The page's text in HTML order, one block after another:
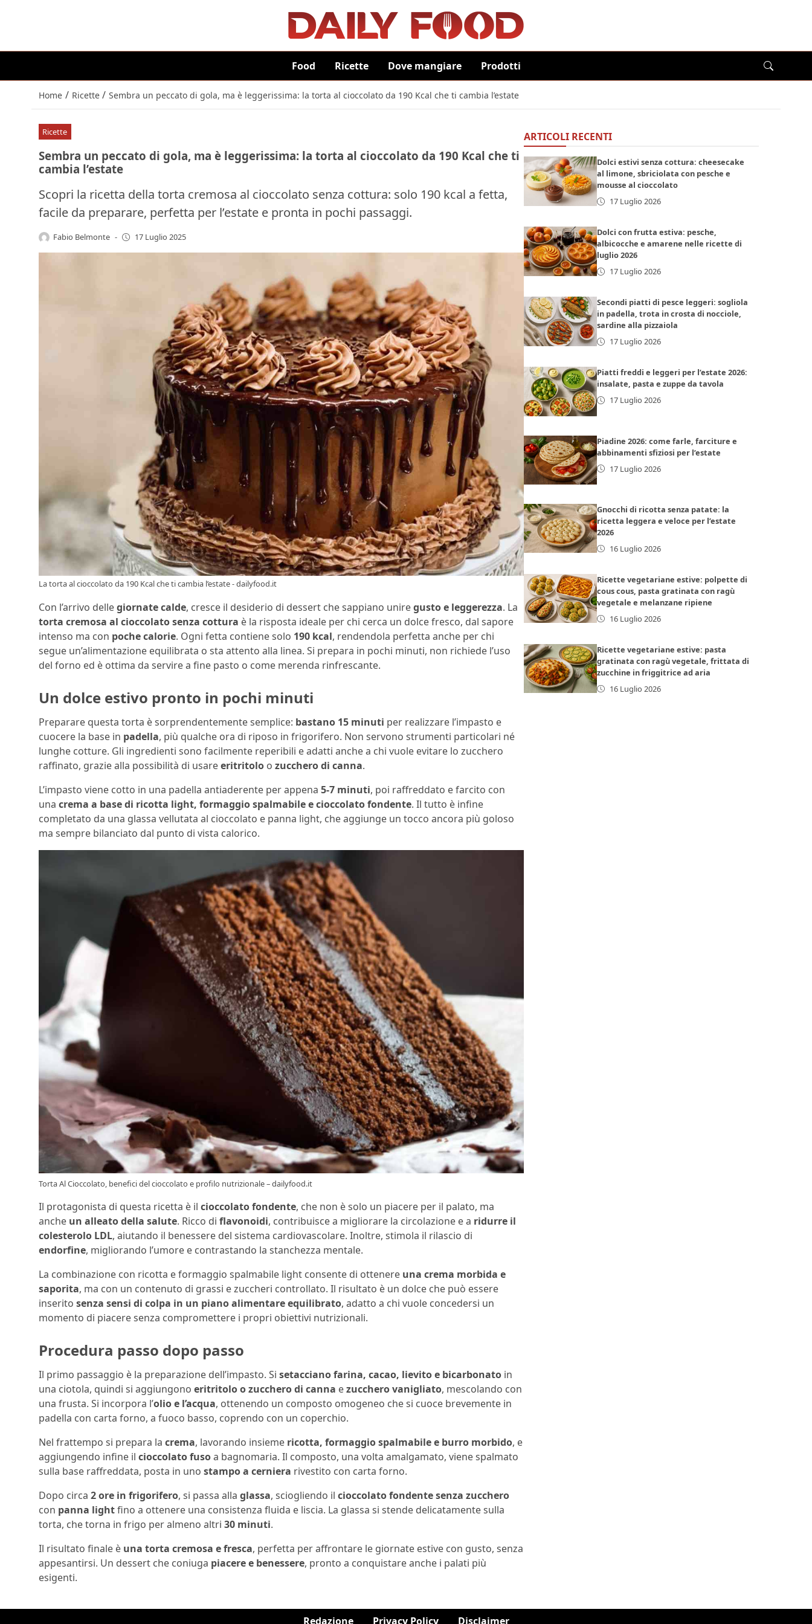
Food Ricette Dove mangiare Prodotti
Home / Ricette / Sembra un peccato di gola, ma è leggerissima: la torta al cioccolato da 190 Kcal che ti cambia l’estate
Ricette
Sembra un peccato di gola, ma è leggerissima: la torta al cioccolato da 190 Kcal che ti
cambia l’estate
Scopri la ricetta della torta cremosa al cioccolato senza cottura: solo 190 kcal a fetta,
facile da preparare, perfetta per l’estate e pronta in pochi passaggi.
Fabio Belmonte - 17 Luglio 2025
La torta al cioccolato da 190 Kcal che ti cambia l’estate - dailyfood.it
Con l’arrivo dellegiornate calde, cresce il desiderio di dessert che sappiano uniregusto e leggerezza. La
torta cremosa al cioccolato senza cottura è la risposta ideale per chi cerca un dolce fresco, dal sapore
intenso ma con poche calorie. Ogni fetta contiene solo 190 kcal, rendendola perfetta anche per chi
segue un’alimentazione equilibrata o sta attento alla linea. Si prepara in pochi minuti, non richiede l’uso
del forno ed è ottima da servire a fine pasto o come merenda rinfrescante.
Un dolce estivo pronto in pochi minuti
Preparare questa torta è sorprendentemente semplice: bastano 15 minuti per realizzare l’impasto e
cuocere la base in padella, più qualche ora di riposo in frigorifero. Non servono strumenti particolari né
lunghe cotture. Gli ingredienti sono facilmente reperibili e adatti anche a chi vuole evitare lo zucchero
raffinato, grazie alla possibilità di usareeritritolo o zucchero di canna.
L’impasto viene cotto in una padella antiaderente per appena 5-7 minuti, poi raffreddato e farcito con
una crema a base di ricotta light, formaggio spalmabile e cioccolato fondente. Il tutto è infine
completato da una glassa vellutata al cioccolato e panna light, che aggiunge un tocco ancora più goloso
ma sempre bilanciato dal punto di vista calorico.
Torta Al Cioccolato, benefici del cioccolato e profilo nutrizionale – dailyfood.it
Il protagonista di questa ricetta è il cioccolato fondente, che non è solo un piacere per il palato, ma
anche un alleato della salute. Ricco di flavonoidi, contribuisce a migliorare la circolazione e a ridurre il
colesterolo LDL, aiutando il benessere del sistema cardiovascolare. Inoltre, stimola il rilascio di
endorfine, migliorando l’umore e contrastando la stanchezza mentale.
La combinazione con ricotta e formaggio spalmabile light consente di ottenere una crema morbida e
saporita, ma con un contenuto di grassi e zuccheri controllato. Il risultato è un dolce che può essere
inserito senza sensi di colpa in un piano alimentare equilibrato, adatto a chi vuole concedersi un
momento di piacere senza compromettere i propri obiettivi nutrizionali.
Procedura passo dopo passo
Il primo passaggio è la preparazione dell’impasto. Si setacciano farina, cacao, lievito e bicarbonato in
una ciotola, quindi si aggiungono eritritolo o zucchero di canna ezucchero vanigliato, mescolando con
una frusta. Si incorpora l’olio e l’acqua, ottenendo un composto omogeneo che si cuoce brevemente in
padella con carta forno, a fuoco basso, coprendo con un coperchio.
Nel frattempo si prepara la crema, lavorando insieme ricotta, formaggio spalmabile e burro morbido, e
aggiungendo infine il cioccolato fusoa bagnomaria. Il composto, una volta amalgamato, viene spalmato
sulla base raffreddata, posta in uno stampo a cerniera rivestito con carta forno.
Dopo circa 2 ore in frigorifero, si passa alla glassa, sciogliendo il cioccolato fondente senza zucchero
con panna lightfino a ottenere una consistenza fluida e liscia. La glassa si stende delicatamente sulla
torta, che torna in frigo per almeno altri 30 minuti.
Il risultato finale è una torta cremosa e fresca, perfetta per affrontare le giornate estive con gusto, senza
appesantirsi. Un dessert che coniuga piacere e benessere, pronto a conquistare anche i palati più
esigenti.
ARTICOLI RECENTI
Dolci estivi senza cottura: cheesecake
al limone, sbriciolata con pesche e
mousse al cioccolato
17 Luglio 2026
Dolci con frutta estiva: pesche,
albicocche e amarene nelle ricette di
luglio 2026
17 Luglio 2026
Secondi piatti di pesce leggeri: sogliola
in padella, trota in crosta di nocciole,
sardine alla pizzaiola
17 Luglio 2026
Piatti freddi e leggeri per l’estate 2026:
insalate, pasta e zuppe da tavola
17 Luglio 2026
Piadine 2026: come farle, farciture e
abbinamenti sfiziosi per l’estate
17 Luglio 2026
Gnocchi di ricotta senza patate: la
ricetta leggera e veloce per l’estate
2026
16 Luglio 2026
Ricette vegetariane estive: polpette di
cous cous, pasta gratinata con ragù
vegetale e melanzane ripiene
16 Luglio 2026
Ricette vegetariane estive: pasta
gratinata con ragù vegetale, frittata di
zucchine in friggitrice ad aria
16 Luglio 2026
Redazione Privacy Policy Disclaimer